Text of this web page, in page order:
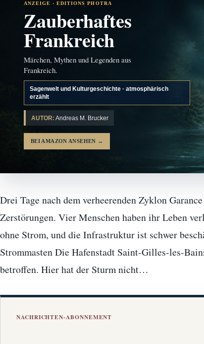
ANZEIGE · EDITIONS PHOTRA
Zauberhaftes
Frankreich
Märchen, Mythen und Legenden aus
Frankreich.
Sagenwelt und Kulturgeschichte · atmosphärisch
erzählt
AUTOR: Andreas M. Brucker
BEI AMAZON ANSEHEN →
Drei Tage nach dem verheerenden Zyklon
Zerstörungen. Vier Menschen haben ihr Leben
ohne Strom, und die Infrastruktur ist schwer
Strommasten Die Hafenstadt Saint-Gilles-les-
betroffen. Hier hat der Sturm nicht…
NACHRICHTEN-ABONNEMENT